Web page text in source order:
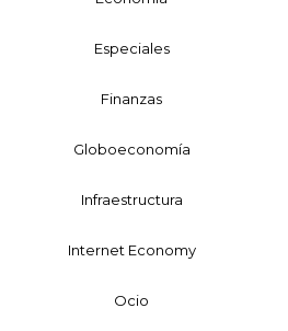
Especiales
Finanzas
Globoeconomía
Infraestructura
Internet Economy
Ocio